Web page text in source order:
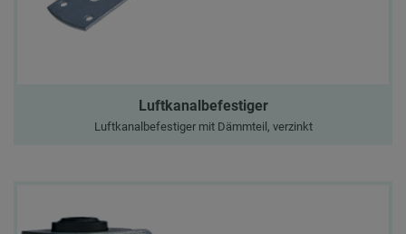
Luftkanalbefestiger
Luftkanalbefestiger mit Dämmteil, verzinkt